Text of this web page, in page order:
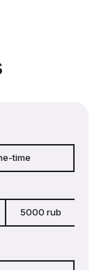
time
5000 rub